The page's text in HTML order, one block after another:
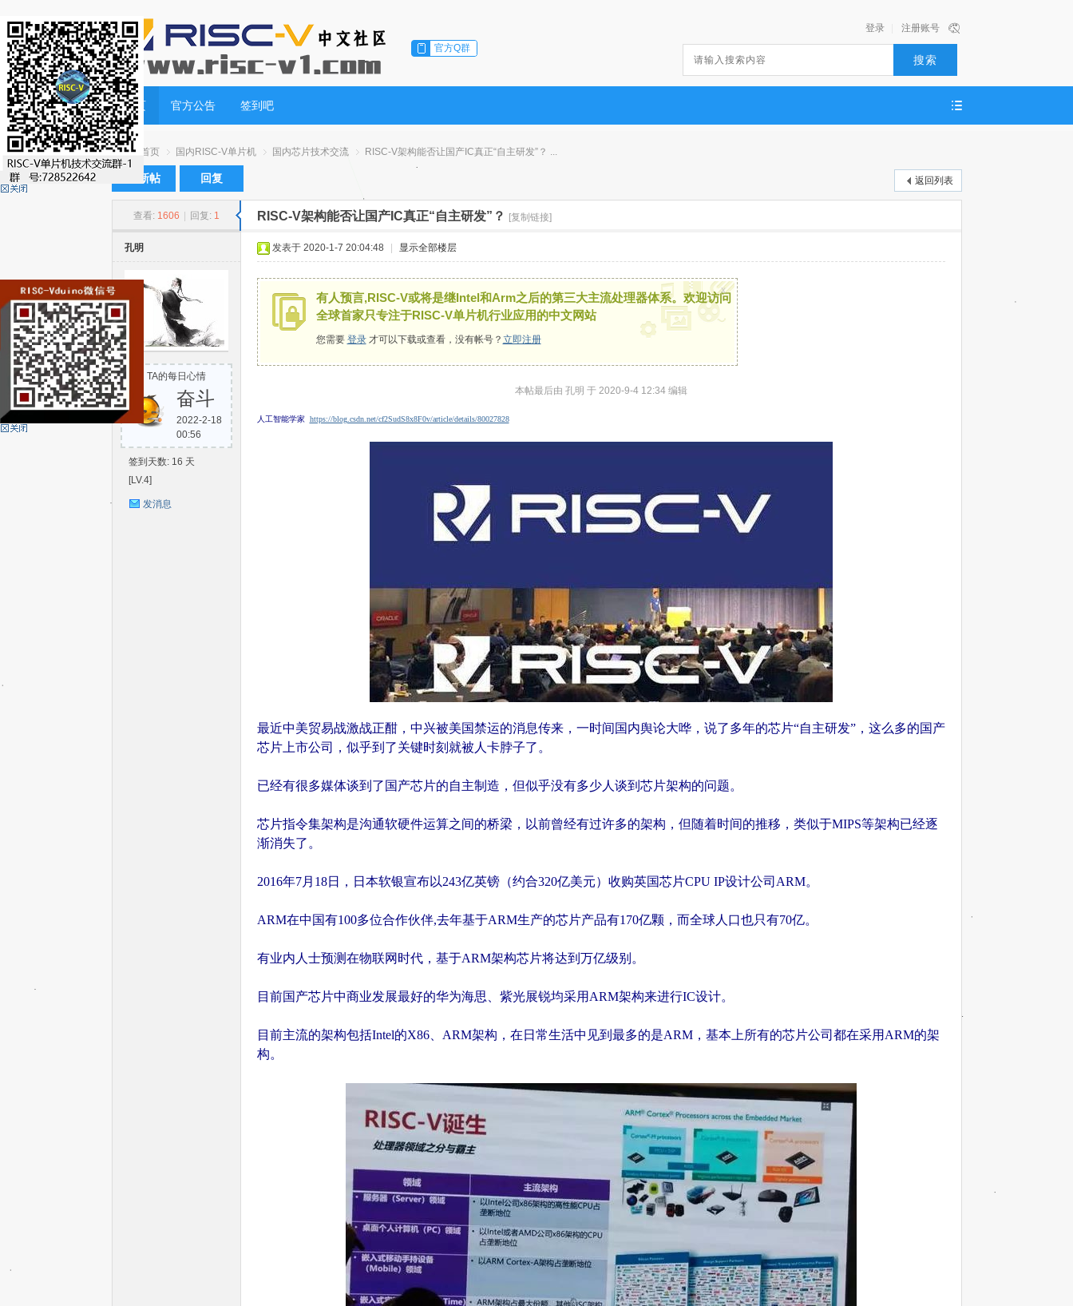
官方Q群
注册账号
登录
搜索
首页 官方公告 签到吧
S
首页
›
国内RISC-V单片机
›
国内芯片技术交流
›
RISC-V架构能否让国产IC真正“自主研发”？ ...
返回列表
发新帖 回复
查看: 1606 回复: 1 RISC-V架构能否让国产IC真正“自主研发”？ [复制链接]
孔明
TA的每日心情
奋斗
2022-2-18
00:56
签到天数: 16 天
[LV.4]
发消息
发表于 2020-1-7 20:04:48 显示全部楼层
有人预言,RISC-V或将是继Intel和Arm之后的第三大主流处理器体系。欢迎访问
全球首家只专注于RISC-V单片机行业应用的中文网站
您需要 登录才可以下载或查看，没有帐号？ 立即注册
x
本帖最后由 孔明 于 2020-9-4 12:34 编辑
人工智能学家 https://blog.csdn.net/cf2SudS8x8F0v/article/details/80027828
最近中美贸易战激战正酣，中兴被美国禁运的消息传来，一时间国内舆论大哗，说了多年的芯片“自主研发”，这么多的国产
芯片上市公司，似乎到了关键时刻就被人卡脖子了。
已经有很多媒体谈到了国产芯片的自主制造，但似乎没有多少人谈到芯片架构的问题。
芯片指令集架构是沟通软硬件运算之间的桥梁，以前曾经有过许多的架构，但随着时间的推移，类似于MIPS等架构已经逐
渐消失了。
2016年7月18日，日本软银宣布以243亿英镑（约合320亿美元）收购英国芯片CPU IP设计公司ARM。
ARM在中国有100多位合作伙伴,去年基于ARM生产的芯片产品有170亿颗，而全球人口也只有70亿。
有业内人士预测在物联网时代，基于ARM架构芯片将达到万亿级别。
目前国产芯片中商业发展最好的华为海思、紫光展锐均采用ARM架构来进行IC设计。
目前主流的架构包括Intel的X86、ARM架构，在日常生活中见到最多的是ARM，基本上所有的芯片公司都在采用ARM的架
构。